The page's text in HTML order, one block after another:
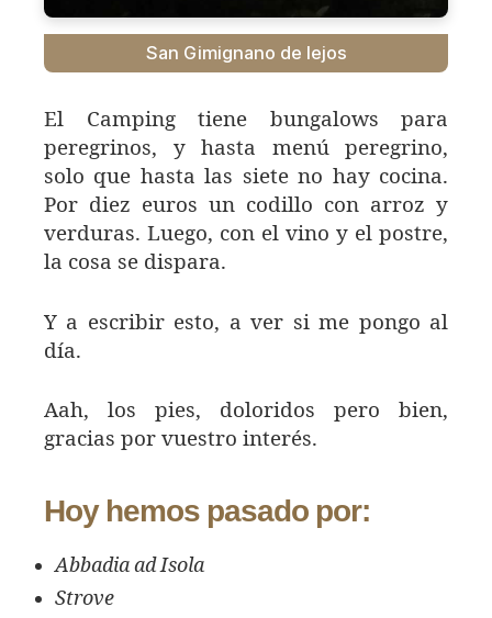
San Gimignano de lejos
El Camping tiene bungalows para
peregrinos, y hasta menú peregrino,
solo que hasta las siete no hay cocina.
Por diez euros un codillo con arroz y
verduras. Luego, con el vino y el postre,
la cosa se dispara.
Y a escribir esto, a ver si me pongo al
día.
Aah, los pies, doloridos pero bien,
gracias por vuestro interés.
Hoy hemos pasado por:
Abbadia ad Isola
Strove